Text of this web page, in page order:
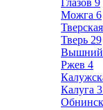
Глазов 9
Можга 6
Тверь 29
Вышний
Ржев 4
Калуга
Обнинск